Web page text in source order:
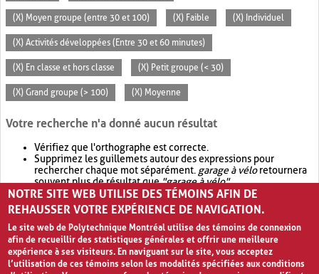
(X) Moyen groupe (entre 30 et 100) (X) Faible (X) Individuel
(X) Activités développées (Entre 30 et 60 minutes)
(X) En classe et hors classe (X) Petit groupe (< 30)
(X) Grand groupe (> 100) (X) Moyenne
Votre recherche n'a donné aucun résultat
Vérifiez que l'orthographe est correcte.
Supprimez les guillemets autour des expressions pour
rechercher chaque mot séparément. garage à véloretournera
souvent plus de résultat que"garage à vélo".
Envisagez d'élargir votre recherche avec OR.garage OR vélo
retournera souvent plus de résultat quegarage à vélo
NOTRE SITE WEB UTILISE DES TÉMOINS AFIN DE
REHAUSSER VOTRE EXPÉRIENCE DE NAVIGATION.
Le site web de Polytechnique Montréal utilise des témoins de connexion
afin de recueillir des statistiques générales et offrir une meilleure
expérience à ses visiteurs. En naviguant sur le site, vous acceptez
l’utilisation de ces témoins selon les modalités spécifiées aux conditions